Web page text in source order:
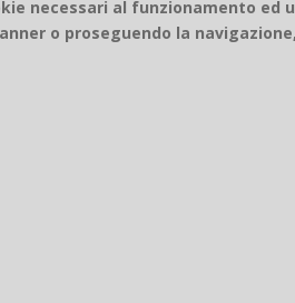
necessari al funzionamento
o proseguendo la